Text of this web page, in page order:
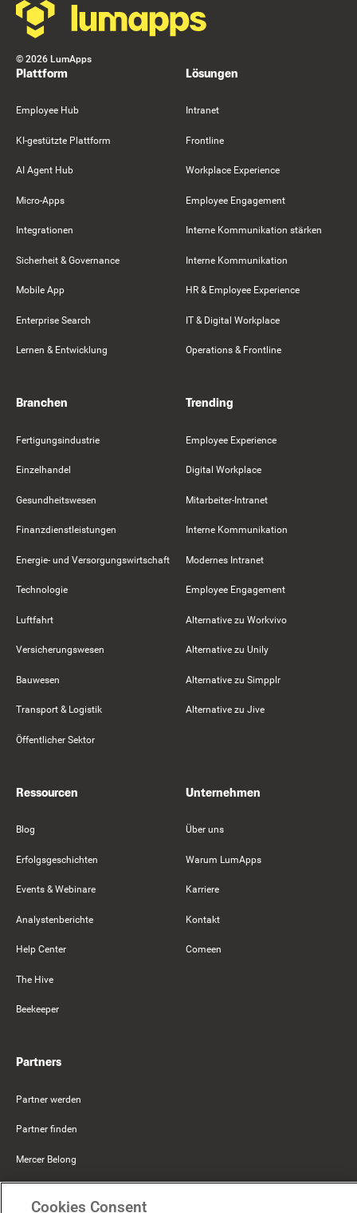
© 2026 LumApps
Plattform
Employee Hub
KI-gestützte Plattform
AI Agent Hub
Micro-Apps
Integrationen
Sicherheit & Governance
Mobile App
Enterprise Search
Lernen & Entwicklung
Lösungen
Intranet
Frontline
Workplace Experience
Employee Engagement
Interne Kommunikation stärken
Interne Kommunikation
HR & Employee Experience
IT & Digital Workplace
Operations & Frontline
Branchen
Fertigungsindustrie
Einzelhandel
Gesundheitswesen
Finanzdienstleistungen
Energie- und Versorgungswirtschaft
Technologie
Luftfahrt
Versicherungswesen
Bauwesen
Transport & Logistik
Öffentlicher Sektor
Trending
Employee Experience
Digital Workplace
Mitarbeiter-Intranet
Interne Kommunikation
Modernes Intranet
Employee Engagement
Alternative zu Workvivo
Alternative zu Unily
Alternative zu Simpplr
Alternative zu Jive
Ressourcen
Blog
Erfolgsgeschichten
Events & Webinare
Analystenberichte
Help Center
The Hive
Beekeeper
Unternehmen
Über uns
Warum LumApps
Karriere
Kontakt
Comeen
Partners
Partner werden
Partner finden
Mercer Belong
Cookies Consent